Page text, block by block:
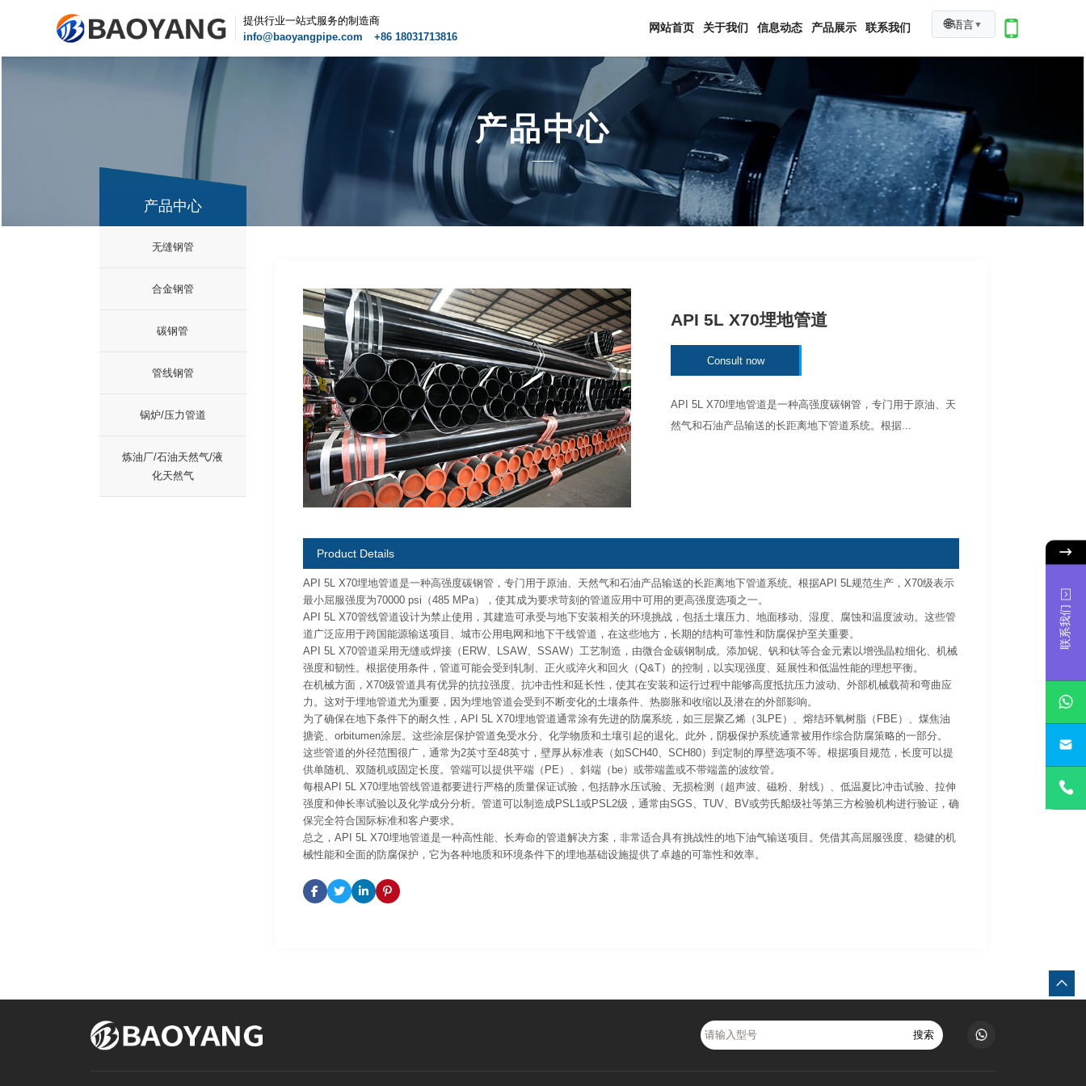
提供行业一站式服务的制造商
info@baoyangpipe.com
+86 18031713816
网站首页 关于我们 信息动态 产品展示 联系我们 🌐语言▼
产品中心
产品中心
无缝钢管
合金钢管
碳钢管
管线钢管
锅炉/压力管道
炼油厂/石油天然气/液
化天然气
API 5L X70埋地管道
Consult now
API 5L X70埋地管道是一种高强度碳钢管，专门用于原油、天
然气和石油产品输送的长距离地下管道系统。根据...
Product Details
API 5L X70埋地管道是一种高强度碳钢管，专门用于原油、天然气和石油产品输送的长距离地下管道系统。根据API 5L规范生产，X70级表示
最小屈服强度为70000 psi（485 MPa），使其成为要求苛刻的管道应用中可用的更高强度选项之一。
API 5L X70管线管道设计为禁止使用，其建造可承受与地下安装相关的环境挑战，包括土壤压力、地面移动、湿度、腐蚀和温度波动。这些管
道广泛应用于跨国能源输送项目、城市公用电网和地下干线管道，在这些地方，长期的结构可靠性和防腐保护至关重要。
API 5L X70管道采用无缝或焊接（ERW、LSAW、SSAW）工艺制造，由微合金碳钢制成。添加铌、钒和钛等合金元素以增强晶粒细化、机械
强度和韧性。根据使用条件，管道可能会受到轧制、正火或淬火和回火（Q&T）的控制，以实现强度、延展性和低温性能的理想平衡。
在机械方面，X70级管道具有优异的抗拉强度、抗冲击性和延长性，使其在安装和运行过程中能够高度抵抗压力波动、外部机械载荷和弯曲应
力。这对于埋地管道尤为重要，因为埋地管道会受到不断变化的土壤条件、热膨胀和收缩以及潜在的外部影响。
为了确保在地下条件下的耐久性，API 5L X70埋地管道通常涂有先进的防腐系统，如三层聚乙烯（3LPE）、熔结环氧树脂（FBE）、煤焦油
搪瓷、orbitumen涂层。这些涂层保护管道免受水分、化学物质和土壤引起的退化。此外，阴极保护系统通常被用作综合防腐策略的一部分。
这些管道的外径范围很广，通常为2英寸至48英寸，壁厚从标准表（如SCH40、SCH80）到定制的厚壁选项不等。根据项目规范，长度可以提
供单随机、双随机或固定长度。管端可以提供平端（PE）、斜端（be）或带端盖或不带端盖的波纹管。
每根API 5L X70埋地管线管道都要进行严格的质量保证试验，包括静水压试验、无损检测（超声波、磁粉、射线）、低温夏比冲击试验、拉伸
强度和伸长率试验以及化学成分分析。管道可以制造成PSL1或PSL2级，通常由SGS、TUV、BV或劳氏船级社等第三方检验机构进行验证，确
保完全符合国际标准和客户要求。
总之，API 5L X70埋地管道是一种高性能、长寿命的管道解决方案，非常适合具有挑战性的地下油气输送项目。凭借其高屈服强度、稳健的机
械性能和全面的防腐保护，它为各种地质和环境条件下的埋地基础设施提供了卓越的可靠性和效率。
搜索
联系我们